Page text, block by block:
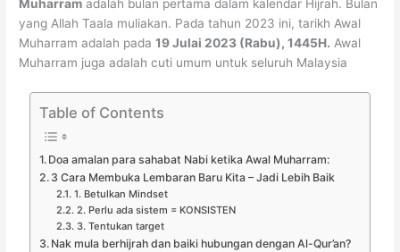
Muharram adalah bulan pertama dalam kalendar Hijrah. Bulan
yang Allah Taala muliakan. Pada tahun 2023 ini, tarikh Awal
Muharram adalah pada19 Julai 2023 (Rabu), 1445H. Awal
Muharram juga adalah cuti umum untuk seluruh Malaysia
Table of Contents
Doa amalan para sahabat Nabi ketika Awal Muharram:
3 Cara Membuka Lembaran Baru Kita – Jadi Lebih Baik
1. Betulkan Mindset
2. Perlu ada sistem = KONSISTEN
3. Tentukan target
Nak mula berhijrah dan baiki hubungan dengan Al-Qur’an?